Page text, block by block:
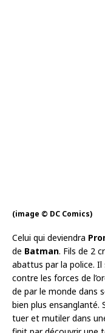
(image © DC Comics)
Celui qui deviendra
de Batman. Fils de 2
abattus par la police. Il
contre les forces de
de par le monde dans
bien plus ensanglanté.
tuer et mutiler dans